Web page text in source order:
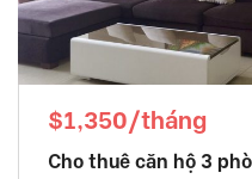
$1,350/tháng
Cho thuê căn hộ 3